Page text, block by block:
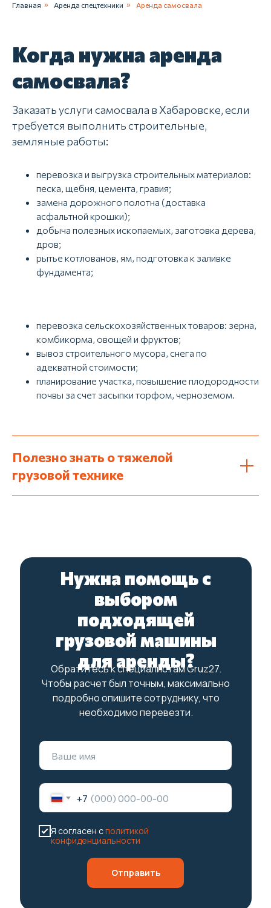
Главная » Аренда спецтехники » Аренда самосвала
Когда нужна аренда
самосвала?
Заказать услуги самосвала в Хабаровске, если
требуется выполнить строительные,
земляные работы:
перевозка и выгрузка строительных материалов:
песка, щебня, цемента, гравия;
замена дорожного полотна (доставка
асфальтной крошки);
добыча полезных ископаемых, заготовка дерева,
дров;
рытье котлованов, ям, подготовка к заливке
фундамента;
перевозка сельскохозяйственных товаров: зерна,
комбикорма, овощей и фруктов;
вывоз строительного мусора, снега по
адекватной стоимости;
планирование участка, повышение плодородности
почвы за счет засыпки торфом, черноземом.
Полезно знать о тяжелой
грузовой технике
Нужна помощь с
выбором
подходящей
грузовой машины
для аренды?
Обратитесь к специалистам Gruz27.
Чтобы расчет был точным, максимально
подробно опишите сотруднику, что
необходимо перевезти.
+7
Я согласен сполитикой
конфиденциальности
Отправить